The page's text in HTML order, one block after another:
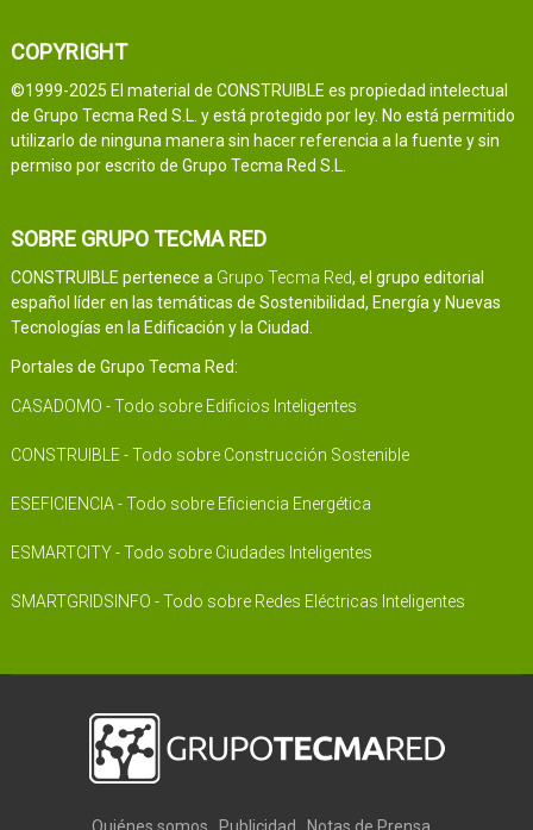
COPYRIGHT
©1999-2025 El material de CONSTRUIBLE es propiedad intelectual
de Grupo Tecma Red S.L. y está protegido por ley. No está permitido
utilizarlo de ninguna manera sin hacer referencia a la fuente y sin
permiso por escrito de Grupo Tecma Red S.L.
SOBRE GRUPO TECMA RED
CONSTRUIBLE pertenece a Grupo Tecma Red, el grupo editorial
español líder en las temáticas de Sostenibilidad, Energía y Nuevas
Tecnologías en la Edificación y la Ciudad.
Portales de Grupo Tecma Red:
CASADOMO - Todo sobre Edificios Inteligentes
CONSTRUIBLE - Todo sobre Construcción Sostenible
ESEFICIENCIA - Todo sobre Eficiencia Energética
ESMARTCITY - Todo sobre Ciudades Inteligentes
SMARTGRIDSINFO - Todo sobre Redes Eléctricas Inteligentes
Quiénes somos Publicidad Notas de Prensa